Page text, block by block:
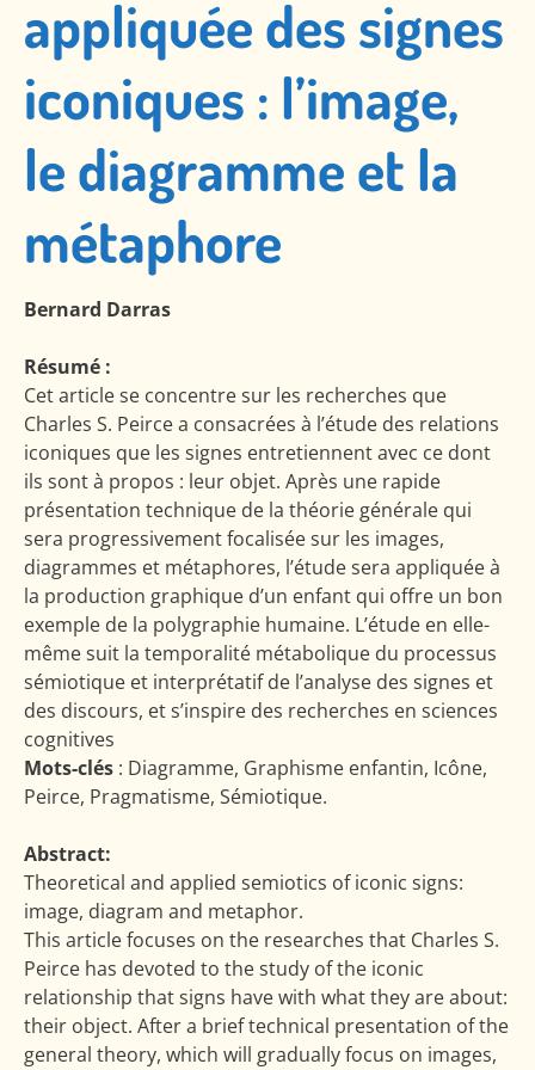
appliquée des signes
iconiques : l’image,
le diagramme et la
métaphore
Bernard Darras
Résumé :
Cet article se concentre sur les recherches que
Charles S. Peirce a consacrées à l’étude des relations
iconiques que les signes entretiennent avec ce dont
ils sont à propos : leur objet. Après une rapide
présentation technique de la théorie générale qui
sera progressivement focalisée sur les images,
diagrammes et métaphores, l’étude sera appliquée à
la production graphique d’un enfant qui offre un bon
exemple de la polygraphie humaine. L’étude en elle-
même suit la temporalité métabolique du processus
sémiotique et interprétatif de l’analyse des signes et
des discours, et s’inspire des recherches en sciences
cognitives
Mots-clés : Diagramme, Graphisme enfantin, Icône,
Peirce, Pragmatisme, Sémiotique.
Abstract:
Theoretical and applied semiotics of iconic signs:
image, diagram and metaphor.
This article focuses on the researches that Charles S.
Peirce has devoted to the study of the iconic
relationship that signs have with what they are about:
their object. After a brief technical presentation of the
general theory, which will gradually focus on images,